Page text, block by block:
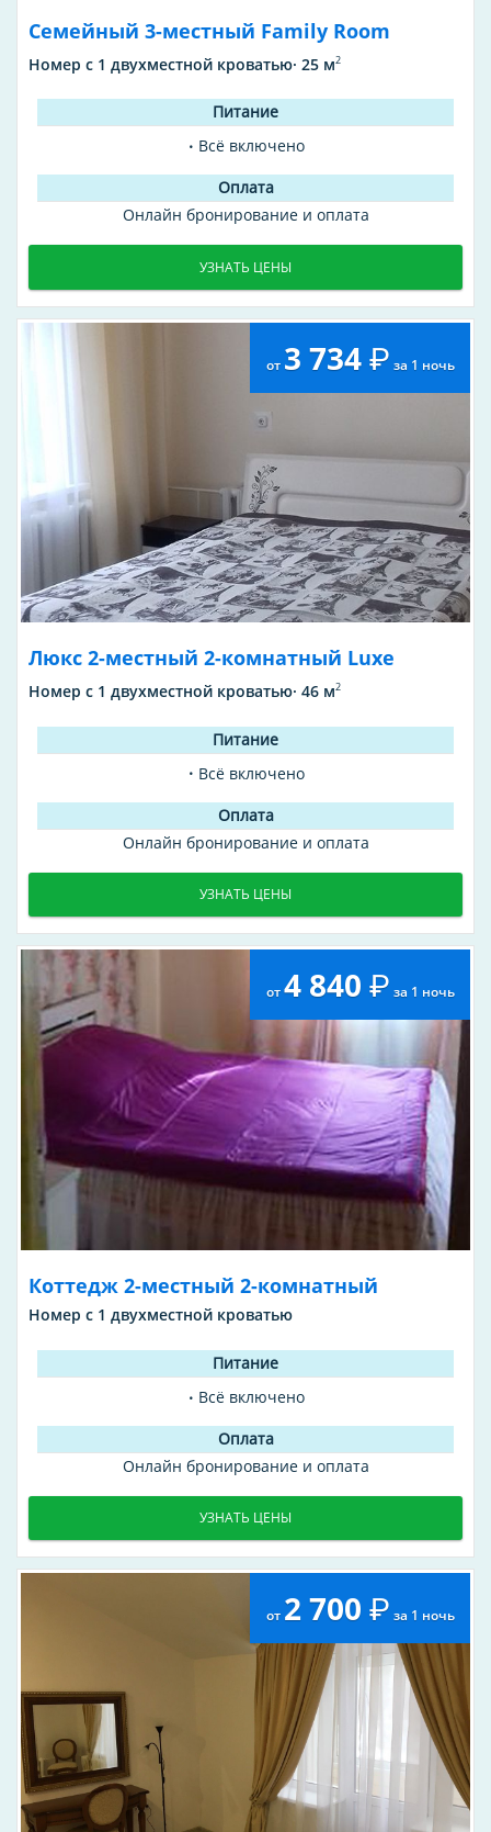
Семейный 3-местный Family Room
Номер с 1 двухместной кроватью· 25 м2
Всё включено
Онлайн бронирование и оплата
УЗНАТЬ ЦЕНЫ
от 3 734 за 1 ночь
Люкс 2-местный 2-комнатный Luxe
Номер с 1 двухместной кроватью· 46 м2
Всё включено
Онлайн бронирование и оплата
УЗНАТЬ ЦЕНЫ
от4 840 за 1 ночь
Коттедж 2-местный 2-комнатный
Номер с 1 двухместной кроватью
Всё включено
Онлайн бронирование и оплата
УЗНАТЬ ЦЕНЫ
от 2 700 за 1 ночь